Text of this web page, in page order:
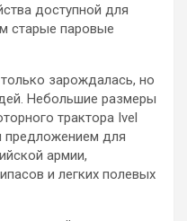
доступной для
старые паровые
зарождалась, но
Небольшие размеры
трактора Ivel
предложением для
армии,
и легких полевых